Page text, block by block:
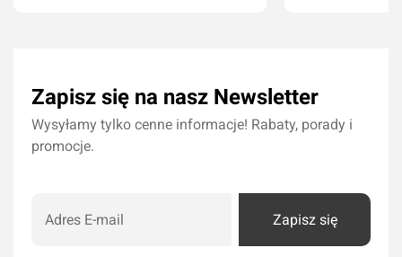
Zapisz się na nasz Newsletter
Wysyłamy tylko cenne informacje! Rabaty, porady i
promocje.
Zapisz się